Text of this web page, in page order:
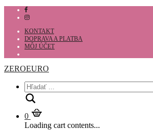
KONTAKT
DOPRAVA A PLATBA
MÔJ ÚČET
ZEROEURO
0
Loading cart contents...